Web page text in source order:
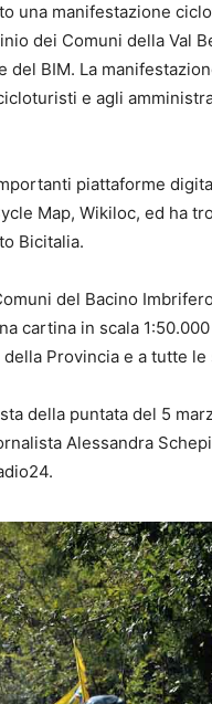
una manifestazione
dei Comuni della Val
BIM. La
e agli
piattaforme
Map, Wikiloc, ed ha
Bicitalia.
del Bacino
cartina in scala 1:50.000
Provincia e a tutte le
della puntata del 5
Alessandra